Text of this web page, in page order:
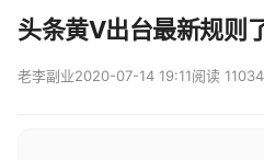
头条黄V出台最新规则
老李副业2020-07-14 19:11阅读 11034